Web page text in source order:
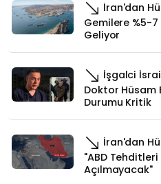
İran'dan
Gemilere %5-
Geliyor
İşgalci
Doktor Hüsam
Durumu Kritik
İran'dan
"ABD
Açılmayacak"